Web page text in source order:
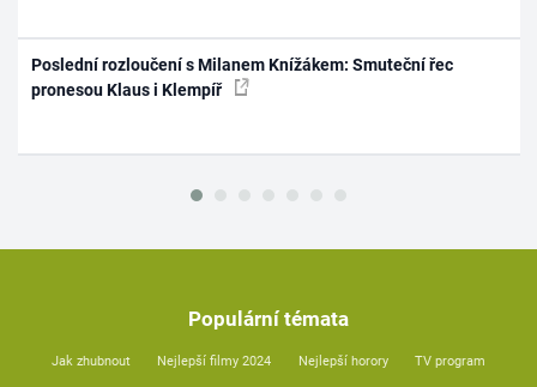
Poslední rozloučení s Milanem Knížákem: Smuteční řec
pronesou Klaus i Klempíř
Populární témata
Jak zhubnout Nejlepší filmy 2024 Nejlepší horory TV program